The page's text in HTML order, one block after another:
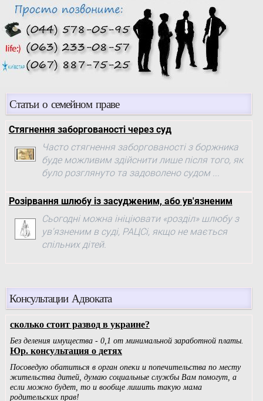
Статьи о семейном праве
Стягнення заборгованості через суд
Часто стягнення заборгованості з боржника
буде можливим здійснити лише після того, як
було розглянуто та задоволено судом ...
Розірвання шлюбу із засудженим, або ув'язненим
Сьогодні можна ініціювати «розділ» шлюбу з
ув'язненим в суді, РАЦСі, якщо не мається
спільних дітей.
Консультации Адвоката